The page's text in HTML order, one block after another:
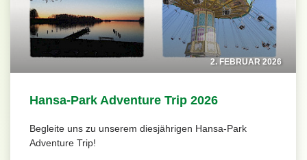
2. FEBRUAR 2026
Hansa‑Park Adventure Trip 2026
Begleite uns zu unserem diesjährigen Hansa-Park
Adventure Trip!